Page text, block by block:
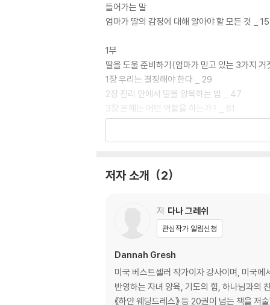
들어가는 말
엄마가 딸의 감정에 대해 알아야 할 모든 것 _ 15
1부
딸을 도울 준비하기(엄마가 믿고 있는 3가지
1장 우리는 결정해야 한다 _ 29
2장 진리 안에서 딸을 양육하는 법 _ 47
3장 은혜는 어떤 역할을 하는가? _ 61
4장 하나님에 대한 진리와 거짓말 _ 77
거짓말: “하나님은 내가 착할 때만 나를 사랑하
진리 2: 하나님만으로 충분해! _ 86
거짓말: “하나님만으로는 부족해.”
진리 3: 예수님을 믿고 구주로 영접하면 그리
거짓말: “나는 이기 때문에 그리스도인이야.”
저자 소개 2
저 다나 그레쉬
관심작가 알림신청
Dannah Gresh
미국 베스트셀러 작가이자 강사이며, 미국
반영하는 자녀 양육, 기도의 힘, 하나님과의
《하얀 웨딩드레스》 등 20권이 넘는 책을